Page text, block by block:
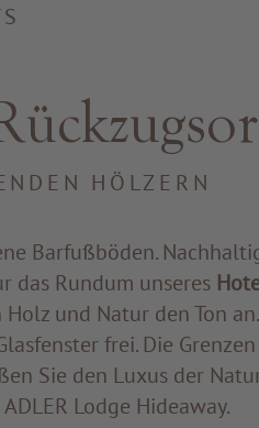
HÖLZERN
Barfußböden.
das Rundum unseres
und Natur den Ton an.
frei. Die Grenzen
Sie den Luxus der
Lodge Hideaway.